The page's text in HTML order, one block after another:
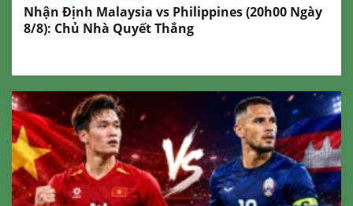
Nhận Định Malaysia vs Philippines (20h00 Ngày
8/8): Chủ Nhà Quyết Thắng